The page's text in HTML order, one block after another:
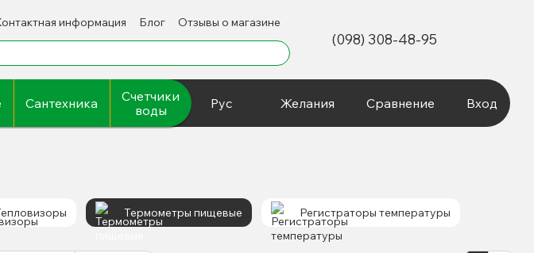
информация Блог Отзывы о магазине
(098) 308-48-95
Сантехника
Счетчики
воды
Рус Желания Сравнение Вход
Термометры пищевые Регистраторы температуры